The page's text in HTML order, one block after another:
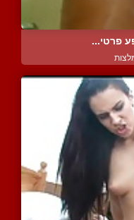
פרטי...